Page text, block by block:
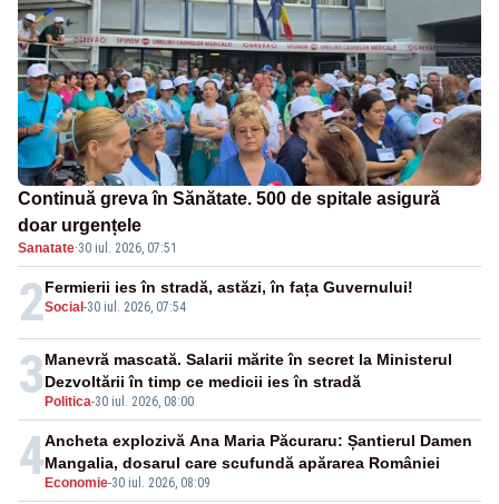
Continuă greva în Sănătate. 500 de spitale asigură
doar urgențele
Sanatate·30 iul. 2026, 07:51
2Social -30 iul. 2026, 07:54
Fermierii ies în stradă, astăzi, în fața Guvernului!
3 Politica-30 iul. 2026, 08:00
Manevră mascată. Salarii mărite în secret la Ministerul
Dezvoltării în timp ce medicii ies în stradă
4 Economie-30 iul. 2026, 08:09
Ancheta explozivă Ana Maria Păcuraru: Șantierul Damen
Mangalia, dosarul care scufundă apărarea României